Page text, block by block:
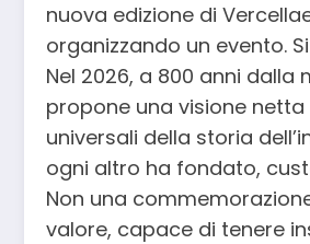
nuova edizione di
organizzando un evento.
Nel 2026, a 800 anni dalla
propone una visione
universali della storia
ogni altro ha fondato,
Non una
valore, capace di tenere